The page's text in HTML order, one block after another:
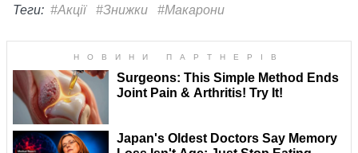
Теги: #Акції #Знижки #Макарони